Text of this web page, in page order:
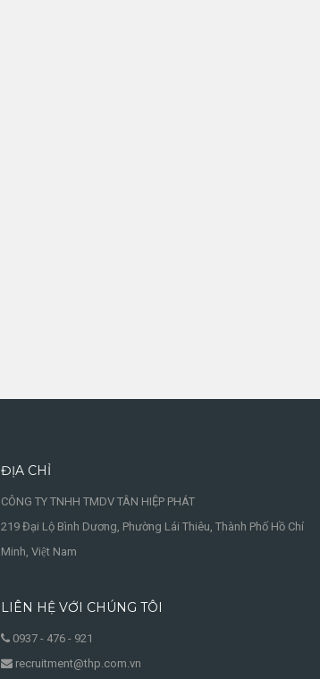
ĐỊA CHỈ
CÔNG TY TNHH TMDV TÂN HIỆP PHÁT
219 Đại Lộ Bình Dương, Phường Lái Thiêu, Thành Phố Hồ Chí
Minh, Việt Nam
LIÊN HỆ VỚI CHÚNG TÔI
0937 - 476 - 921
recruitment@thp.com.vn